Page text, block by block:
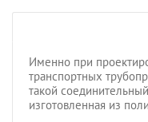
Именно при
транспортных
такой
изготовленная из